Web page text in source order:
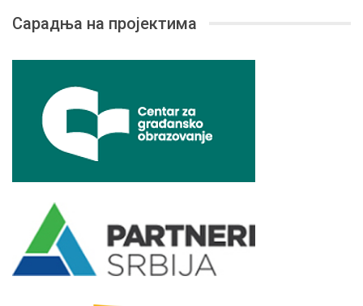
Сарадња на пројектима